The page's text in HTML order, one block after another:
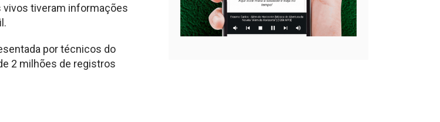
vivos tiveram informações
por técnicos do
2 milhões de registros